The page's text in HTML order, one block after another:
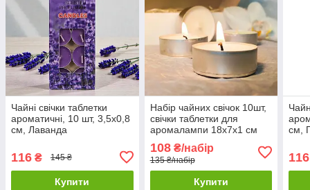
Чайні свічки таблетки
ароматичні, 10 шт, 3,5x0,8
см, Лаванда
дому)
116 ₴ 145 ₴
Купити
Набір чайних свічок 10шт,
свічки таблетки для
аромалампи 18х7х1 см
108₴/набір
135 ₴/набір
Купити
см,
116